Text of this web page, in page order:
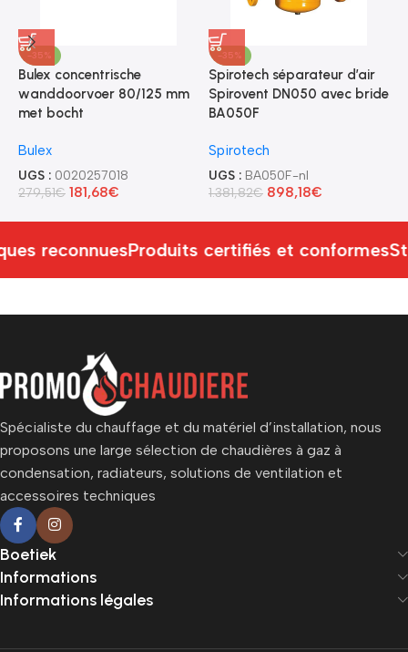
-35%
Bulex concentrische
wanddoorvoer 80/125 mm
met bocht
Bulex
UGS : 0020257018
279,51€ 181,68€
-35%
Spirotech séparateur d’air
Spirovent DN050 avec bride
BA050F
Spirotech
UGS : BA050F-nl
1.381,82€ 898,18€
reconnuesProduits certifiés et conformes
Spécialiste du chauffage et du matériel d’installation, nous
proposons une large sélection de chaudières à gaz à
condensation, radiateurs, solutions de ventilation et
accessoires techniques
Boetiek
Informations
Informations légales